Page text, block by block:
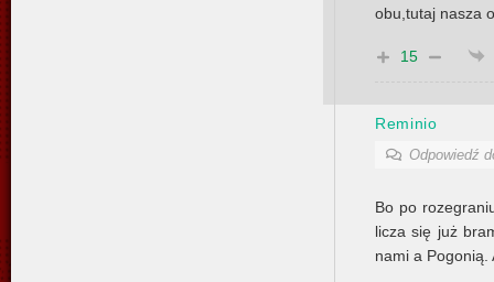
obu,tutaj nasza
15
Reminio
Odpowiedź
Bo po
licza się już
nami a Pogonią.